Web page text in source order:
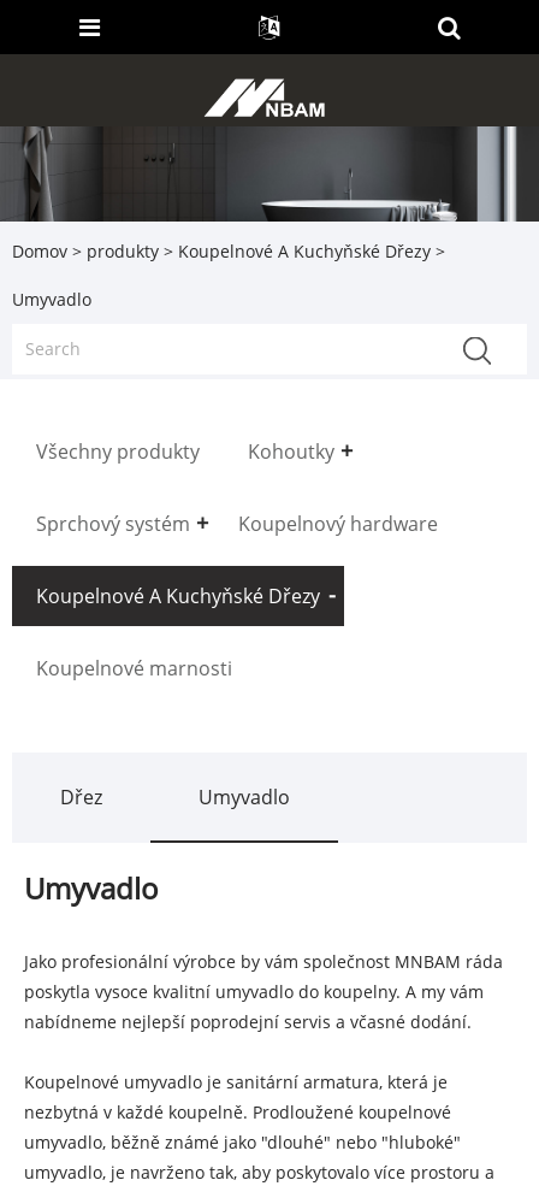
Domov > produkty > Koupelnové A Kuchyňské Dřezy >
Umyvadlo
Všechny produkty Kohoutky
Sprchový systém Koupelnový hardware
Koupelnové A Kuchyňské Dřezy
Koupelnové marnosti
Dřez Umyvadlo
Umyvadlo
Jako profesionální výrobce by vám společnost MNBAM ráda
poskytla vysoce kvalitní umyvadlo do koupelny. A my vám
nabídneme nejlepší poprodejní servis a včasné dodání.
Koupelnové umyvadlo je sanitární armatura, která je
nezbytná v každé koupelně. Prodloužené koupelnové
umyvadlo, běžně známé jako "dlouhé" nebo "hluboké"
umyvadlo, je navrženo tak, aby poskytovalo více prostoru a